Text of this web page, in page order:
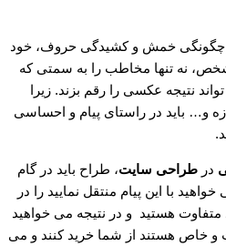
و چگونگی خمش و کشیدگی حروف، خود
نه تنها مخاطب را به سمتی که
نتیجه عکسی را رقم بزند. زیرا
و… باید در راستای پیام و احساسی
در طراحی سایت، طراح باید در گام
با این پیام منتقل نمایید را در
متفاوت هستید و در نتیجه می خواهید
و خاص هستند از شما خرید کنند و می